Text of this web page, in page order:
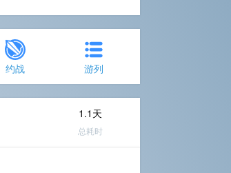
约战 游列
1.1天
总耗时